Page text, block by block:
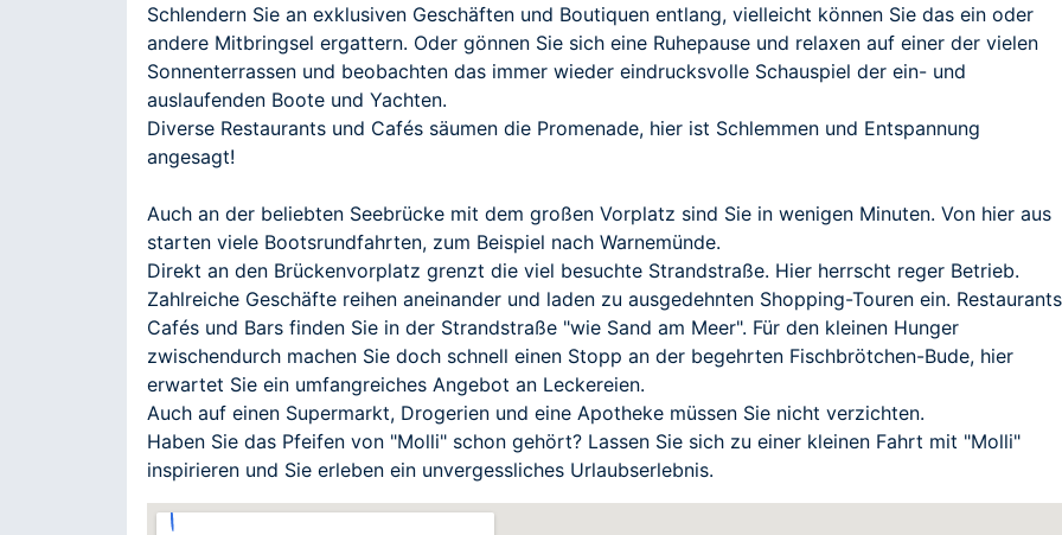
Schlendern Sie an exklusiven Geschäften und Boutiquen entlang, vielleicht können Sie das ein oder
andere Mitbringsel ergattern. Oder gönnen Sie sich eine Ruhepause und relaxen auf einer der vielen
Sonnenterrassen und beobachten das immer wieder eindrucksvolle Schauspiel der ein- und
auslaufenden Boote und Yachten.
Diverse Restaurants und Cafés säumen die Promenade, hier ist Schlemmen und Entspannung
angesagt!
Auch an der beliebten Seebrücke mit dem großen Vorplatz sind Sie in wenigen Minuten. Von hier aus
starten viele Bootsrundfahrten, zum Beispiel nach Warnemünde.
Direkt an den Brückenvorplatz grenzt die viel besuchte Strandstraße. Hier herrscht reger Betrieb.
Zahlreiche Geschäfte reihen aneinander und laden zu ausgedehnten Shopping-Touren ein.
Cafés und Bars finden Sie in der Strandstraße "wie Sand am Meer". Für den kleinen Hunger
zwischendurch machen Sie doch schnell einen Stopp an der begehrten Fischbrötchen-Bude, hier
erwartet Sie ein umfangreiches Angebot an Leckereien.
Auch auf einen Supermarkt, Drogerien und eine Apotheke müssen Sie nicht verzichten.
Haben Sie das Pfeifen von "Molli" schon gehört? Lassen Sie sich zu einer kleinen Fahrt mit "Molli"
inspirieren und Sie erleben ein unvergessliches Urlaubserlebnis.